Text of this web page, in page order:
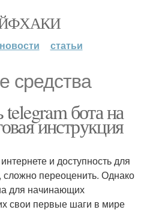
новости статьи
средства
бота на
инструкция
и доступность для
переоценить. Однако
для начинающих
свои первые шаги в мире